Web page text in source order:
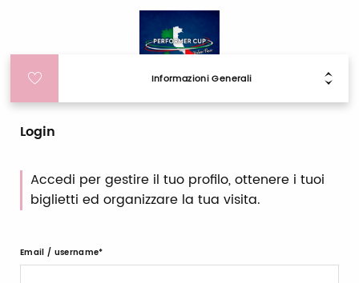
Informazioni Generali
Login
Accedi per gestire il tuo profilo, ottenere i tuoi
biglietti ed organizzare la tua visita.
Email / username